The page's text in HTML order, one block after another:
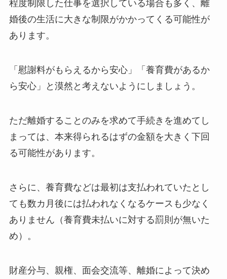
程度制限した仕事を選択している場合も多く、離
婚後の生活に大きな制限がかかってくる可能性が
あります。
「慰謝料がもらえるから安心」「養育費があるか
ら安心」と漠然と考えないようにしましょう。
ただ離婚することのみを求めて手続きを進めてし
まっては、本来得られるはずの金額を大きく下回
る可能性があります。
さらに、養育費などは最初は支払われていたとし
ても数カ月後には払われなくなるケースも少なく
ありません（養育費未払いに対する罰則が無いた
め）。
財産分与、親権、面会交流等、離婚によって決め